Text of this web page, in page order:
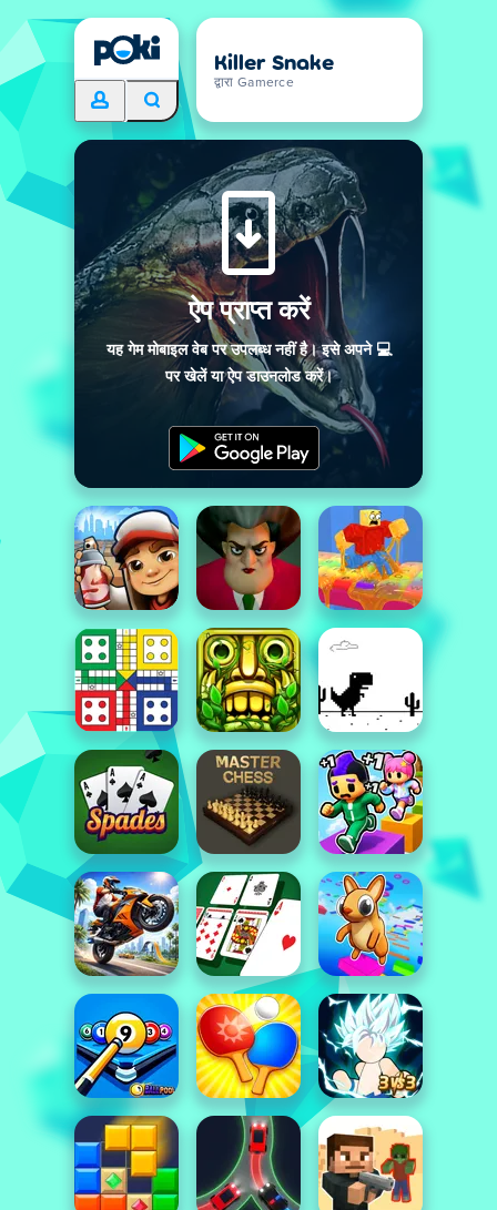
Killer Snake
द्वारा Gamerce
ऐप प्राप्त करें
यह गेम मोबाइल वेब पर उपलब्ध नहीं है। इसे अपने 💻
पर खेलें या ऐप डाउनलोड करें।